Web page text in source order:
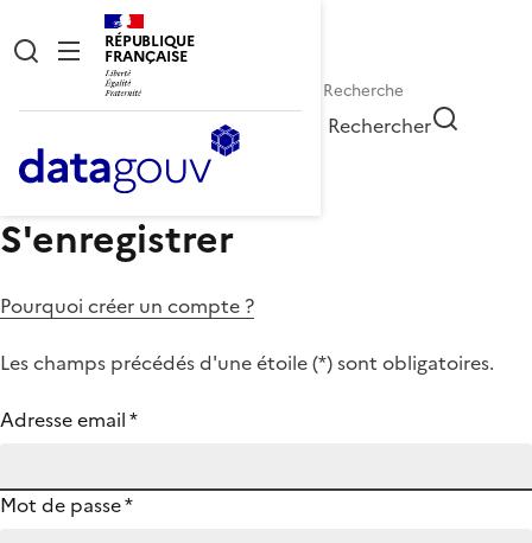
RÉPUBLIQUE
FRANÇAISE
Rechercher
S'enregistrer
Pourquoi créer un compte ?
Les champs précédés d'une étoile (*) sont obligatoires.
Adresse email*
Mot de passe*